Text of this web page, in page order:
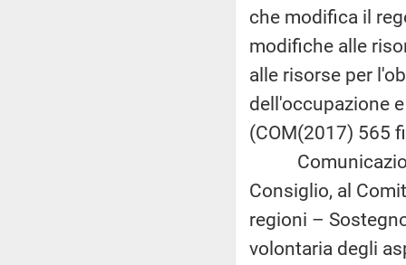
che modifica il
modifiche alle
alle risorse per
dell'occupazione
(COM(2017) 565
Consiglio, al
regioni –
volontaria degli